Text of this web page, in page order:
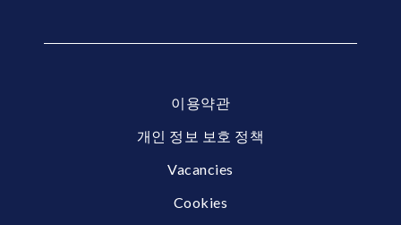
이용약관
개인 정보 보호 정책
Vacancies
Cookies